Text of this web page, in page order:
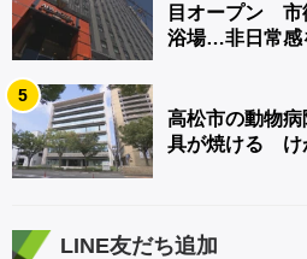
目オープン 市
浴場…非日常感
5
高松市の動物
具が焼ける け
LINE友だち追加